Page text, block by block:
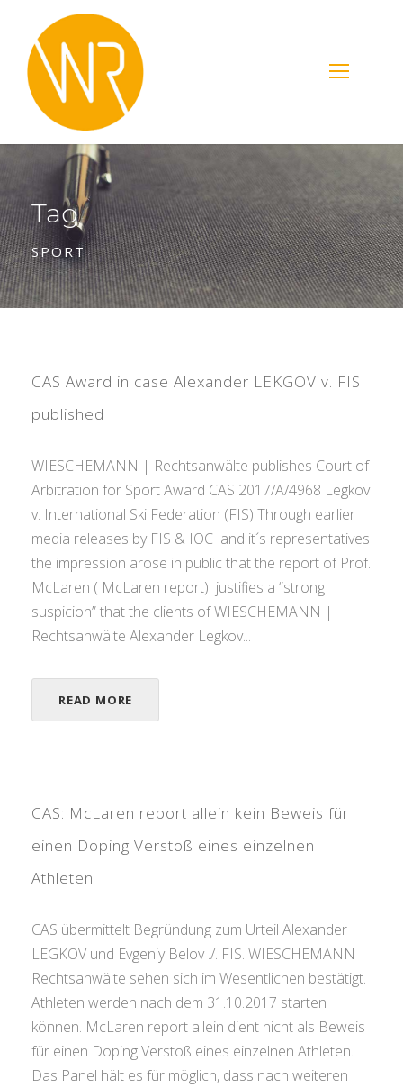
Tag
SPORT
CAS Award in case Alexander LEKGOV v. FIS
published
WIESCHEMANN | Rechtsanwälte publishes Court of
Arbitration for Sport Award CAS 2017/A/4968 Legkov
v. International Ski Federation (FIS) Through earlier
media releases by FIS & IOC and it´s representatives
the impression arose in public that the report of Prof.
McLaren ( McLaren report) justifies a “strong
suspicion” that the clients of WIESCHEMANN |
Rechtsanwälte Alexander Legkov...
READ MORE
CAS: McLaren report allein kein Beweis für
einen Doping Verstoß eines einzelnen
Athleten
CAS übermittelt Begründung zum Urteil Alexander
LEGKOV und Evgeniy Belov ./. FIS. WIESCHEMANN |
Rechtsanwälte sehen sich im Wesentlichen bestätigt.
Athleten werden nach dem 31.10.2017 starten
können. McLaren report allein dient nicht als Beweis
für einen Doping Verstoß eines einzelnen Athleten.
Das Panel hält es für möglich, dass nach weiteren